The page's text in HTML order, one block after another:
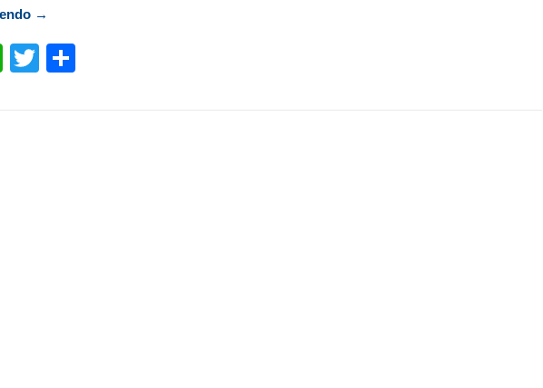
“Começa hoje, oficialmente, a campanha eleitoral”
→
WhatsApp
Twitter